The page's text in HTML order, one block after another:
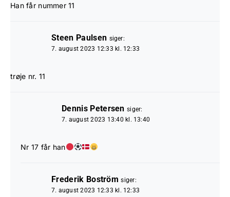
Han får nummer 11
Steen Paulsen siger:
7. august 2023 12:33 kl. 12:33
trøje nr. 11
Dennis Petersen siger:
7. august 2023 13:40 kl. 13:40
Nr 17 får han
Frederik Boström siger:
7. august 2023 12:33 kl. 12:33